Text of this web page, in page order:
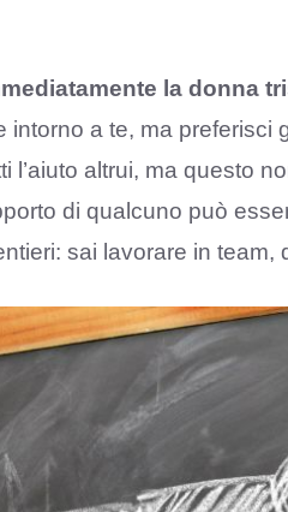
la donna
intorno a te, ma preferisci
l’aiuto altrui, ma questo
di qualcuno può
sai lavorare in team,